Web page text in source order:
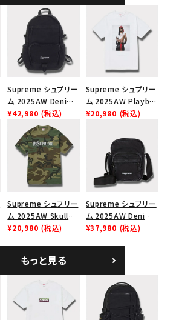
ャップ ブラック
Supreme シュプリー
ム 2025AW Denim
Backpack デニム バ
ックパック ブラック
¥42,980 (税込)
Supreme シュプリー
ム 2025AW Playboi
Carti Tee プレイボ
¥20,980 (税込)
Supreme シュプリー
ム 2025AW Skull
Tee スカル Tシャ
¥20,980 (税込)
Supreme シュプリー
ム 2025AW Denim
Shoulder Bag デニ
¥37,980 (税込)
もっと見る